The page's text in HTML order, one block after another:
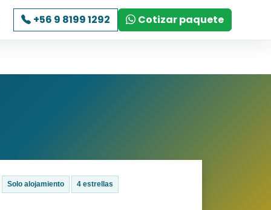
+56 9 8199 1292 Cotizar paquete
Solo alojamiento 4 estrellas